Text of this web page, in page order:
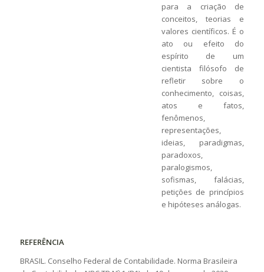
para a criação de
conceitos, teorias e
valores científicos. É o
ato ou efeito do
espírito de um
cientista filósofo de
refletir sobre o
conhecimento, coisas,
atos e fatos,
fenômenos,
representações,
ideias, paradigmas,
paradoxos,
paralogismos,
sofismas, falácias,
petições de princípios
e hipóteses análogas.
REFERÊNCIA
BRASIL. Conselho Federal de Contabilidade. Norma Brasileira